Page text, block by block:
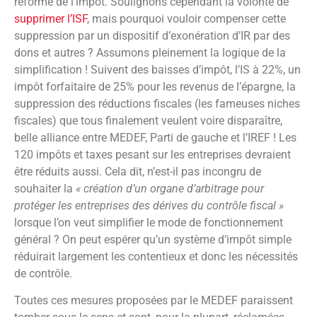
supprimer l’ISF, mais pourquoi vouloir compenser cette
suppression par un dispositif d’exonération d’IR par des
dons et autres ? Assumons pleinement la logique de la
simplification ! Suivent des baisses d’impôt, l’IS à 22%, un
impôt forfaitaire de 25% pour les revenus de l’épargne, la
suppression des réductions fiscales (les fameuses niches
fiscales) que tous finalement veulent voire disparaître,
belle alliance entre MEDEF, Parti de gauche et l’IREF ! Les
120 impôts et taxes pesant sur les entreprises devraient
être réduits aussi. Cela dit, n’est-il pas incongru de
souhaiter la « création d’un organe d’arbitrage pour
protéger les entreprises des dérives du contrôle fiscal »
lorsque l’on veut simplifier le mode de fonctionnement
général ? On peut espérer qu’un système d’impôt simple
réduirait largement les contentieux et donc les nécessités
de contrôle.
Toutes ces mesures proposées par le MEDEF paraissent